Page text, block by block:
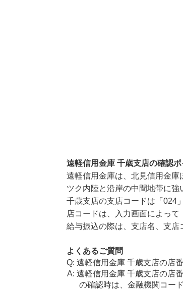
遠軽信用金庫 千歳支店の確認ポ
遠軽信用金庫は、北見信用金
ツク内陸と沿岸の中間地帯に強
千歳支店の支店コードは「024
店コードは、入力画面によっ
給与振込の際は、支店名、支店
よくあるご質問
遠軽信用金庫 千歳支店の店
遠軽信用金庫 千歳支店の店
の確認時は、金融機関コー